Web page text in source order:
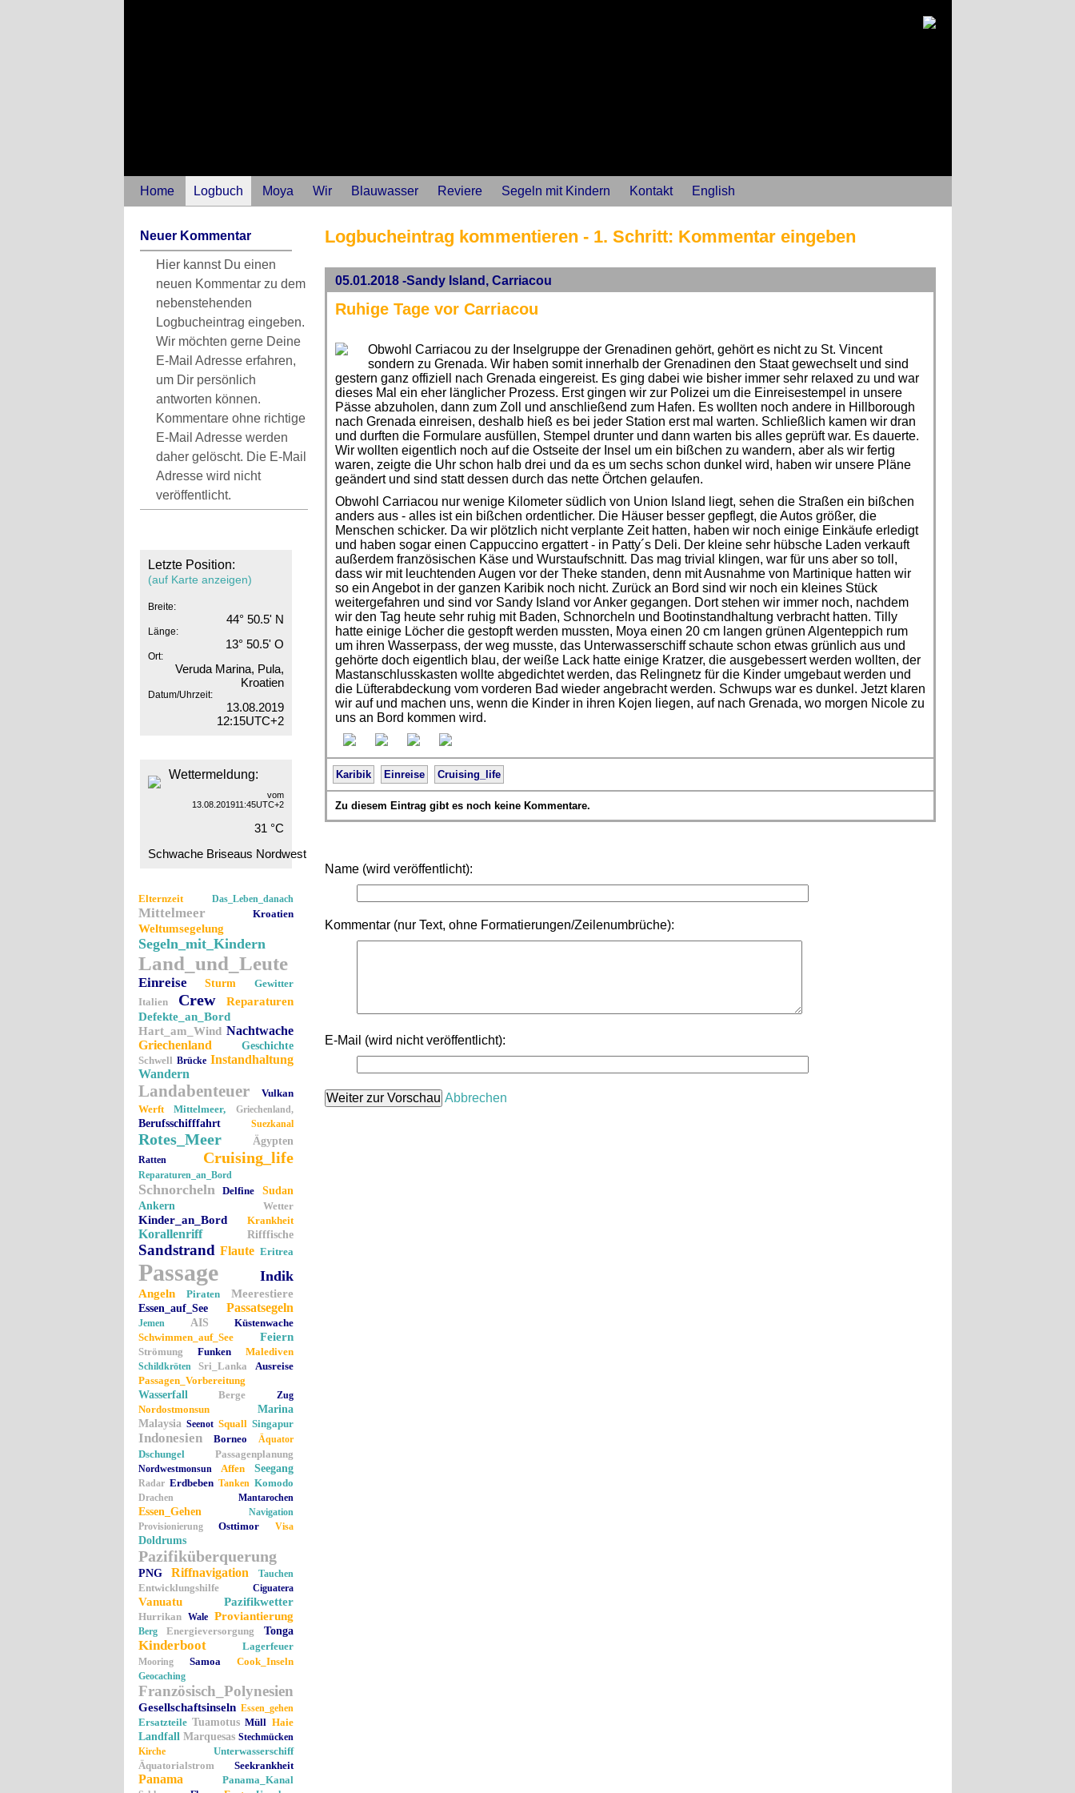
Home Logbuch Moya Wir Blauwasser Reviere Segeln mit Kindern Kontakt English
Neuer Kommentar
Hier kannst Du einen
neuen Kommentar zu dem
nebenstehenden
Logbucheintrag eingeben.
Wir möchten gerne Deine
E-Mail Adresse erfahren,
um Dir persönlich
antworten können.
Kommentare ohne richtige
E-Mail Adresse werden
daher gelöscht. Die E-Mail
Adresse wird nicht
veröffentlicht.
Letzte Position:
(auf Karte anzeigen)
Breite:
44° 50.5' N
Länge:
13° 50.5' O
Ort:
Veruda Marina, Pula,
Kroatien
Datum/Uhrzeit:
13.08.2019
12:15UTC+2
Wettermeldung:
vom
13.08.201911:45UTC+2
31 °C
Schwache Briseaus Nordwest
Elternzeit Das_Leben_danach
Mittelmeer Kroatien
Weltumsegelung
Segeln_mit_Kindern
Land_und_Leute
Einreise Sturm
Gewitter
Italien
Crew
Reparaturen
Defekte_an_Bord
Hart_am_Wind Nachtwache
Griechenland
Geschichte
Schwell Brücke Instandhaltung
Wandern
Landabenteuer
Vulkan
Werft
Mittelmeer, Griechenland,
Berufsschifffahrt Suezkanal
Rotes_Meer Ägypten
Ratten Cruising_life
Reparaturen_an_Bord
Schnorcheln Delfine
Sudan
Ankern
Wetter
Kinder_an_Bord Krankheit
Korallenriff Rifffische
Sandstrand Flaute Eritrea
Passage Indik
Angeln Piraten Meerestiere
Essen_auf_See Passatsegeln
Jemen AIS
Küstenwache
Schwimmen_auf_See
Feiern
Strömung Funken Malediven
Schildkröten Sri_Lanka
Ausreise
Passagen_Vorbereitung
Wasserfall
Berge Zug
Nordostmonsun
Marina
Malaysia Seenot Squall Singapur
Indonesien Borneo Äquator
Dschungel Passagenplanung
Nordwestmonsun Affen Seegang
Radar Erdbeben Tanken Komodo
Drachen Mantarochen
Essen_Gehen
Navigation
Provisionierung
Osttimor Visa
Doldrums
Pazifiküberquerung
PNG Riffnavigation Tauchen
Entwicklungshilfe Ciguatera
Vanuatu Pazifikwetter
Hurrikan Wale Proviantierung
Berg Energieversorgung Tonga
Kinderboot Lagerfeuer
Mooring Samoa Cook_Inseln
Geocaching
Französisch_Polynesien
Gesellschaftsinseln Essen_gehen
Ersatzteile Tuamotus Müll Haie
Landfall Marquesas Stechmücken
Kirche
Unterwasserschiff
Äquatorialstrom
Seekrankheit
Panama Panama_Kanal
Logbucheintrag kommentieren - 1. Schritt: Kommentar eingeben
05.01.2018 -Sandy Island, Carriacou
Ruhige Tage vor Carriacou
Obwohl Carriacou zu der Inselgruppe der Grenadinen gehört, gehört es nicht zu St. Vincent
sondern zu Grenada. Wir haben somit innerhalb der Grenadinen den Staat gewechselt und sind
gestern ganz offiziell nach Grenada eingereist. Es ging dabei wie bisher immer sehr relaxed zu und war
dieses Mal ein eher länglicher Prozess. Erst gingen wir zur Polizei um die Einreisestempel in unsere
Pässe abzuholen, dann zum Zoll und anschließend zum Hafen. Es wollten noch andere in Hillborough
nach Grenada einreisen, deshalb hieß es bei jeder Station erst mal warten. Schließlich kamen wir dran
und durften die Formulare ausfüllen, Stempel drunter und dann warten bis alles geprüft war. Es dauerte.
Wir wollten eigentlich noch auf die Ostseite der Insel um ein bißchen zu wandern, aber als wir fertig
waren, zeigte die Uhr schon halb drei und da es um sechs schon dunkel wird, haben wir unsere Pläne
geändert und sind statt dessen durch das nette Örtchen gelaufen.
Obwohl Carriacou nur wenige Kilometer südlich von Union Island liegt, sehen die Straßen ein bißchen
anders aus - alles ist ein bißchen ordentlicher. Die Häuser besser gepflegt, die Autos größer, die
Menschen schicker. Da wir plötzlich nicht verplante Zeit hatten, haben wir noch einige Einkäufe erledigt
und haben sogar einen Cappuccino ergattert - in Patty´s Deli. Der kleine sehr hübsche Laden verkauft
außerdem französischen Käse und Wurstaufschnitt. Das mag trivial klingen, war für uns aber so toll,
dass wir mit leuchtenden Augen vor der Theke standen, denn mit Ausnahme von Martinique hatten wir
so ein Angebot in der ganzen Karibik noch nicht. Zurück an Bord sind wir noch ein kleines Stück
weitergefahren und sind vor Sandy Island vor Anker gegangen. Dort stehen wir immer noch, nachdem
wir den Tag heute sehr ruhig mit Baden, Schnorcheln und Bootinstandhaltung verbracht hatten. Tilly
hatte einige Löcher die gestopft werden mussten, Moya einen 20 cm langen grünen Algenteppich rum
um ihren Wasserpass, der weg musste, das Unterwasserschiff schaute schon etwas grünlich aus und
gehörte doch eigentlich blau, der weiße Lack hatte einige Kratzer, die ausgebessert werden wollten, der
Mastanschlusskasten wollte abgedichtet werden, das Relingnetz für die Kinder umgebaut werden und
die Lüfterabdeckung vom vorderen Bad wieder angebracht werden. Schwups war es dunkel. Jetzt klaren
wir auf und machen uns, wenn die Kinder in ihren Kojen liegen, auf nach Grenada, wo morgen Nicole zu
uns an Bord kommen wird.
Karibik Einreise Cruising_life
Zu diesem Eintrag gibt es noch keine Kommentare.
Name (wird veröffentlicht):
Kommentar (nur Text, ohne Formatierungen/Zeilenumbrüche):
E-Mail (wird nicht veröffentlicht):
Abbrechen